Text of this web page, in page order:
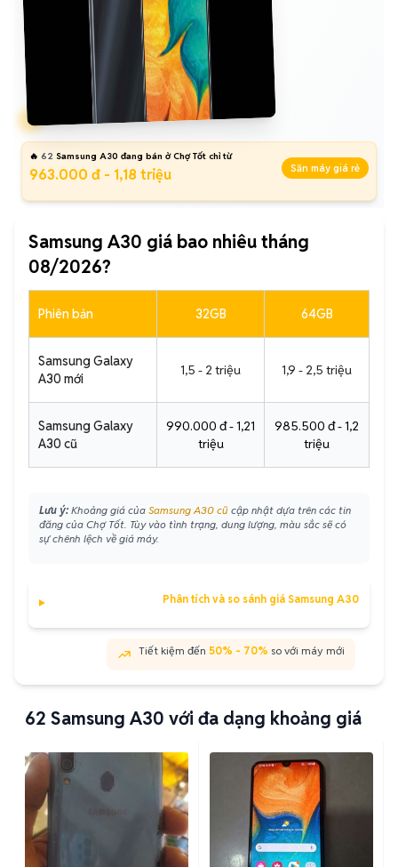
🔥 62 Samsung A30 đang bán ở Chợ Tốt chỉ từ
963.000 đ - 1,18 triệu Săn máy giá rẻ
Samsung A30 giá bao nhiêu tháng
08/2026?
Phiên bản 32GB 64GB
Samsung Galaxy
A30 mới
1,5 - 2 triệu 1,9 - 2,5 triệu
Samsung Galaxy
A30 cũ
990.000 đ - 1,21
triệu
985.500 đ - 1,2
triệu
Lưu ý: Khoảng giá của Samsung A30 cũ cập nhật dựa trên các tin
đăng của Chợ Tốt. Tùy vào tình trạng, dung lượng, màu sắc sẽ có
sự chênh lệch về giá máy.
Phân tích và so sánh giá Samsung A30
Tiết kiệm đến 50% - 70% so với máy mới
62 Samsung A30 với đa dạng khoảng giá